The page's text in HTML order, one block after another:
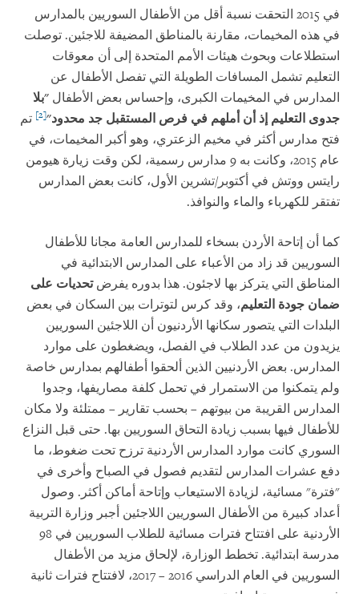
في 2015 التحقت نسبة أقل من الأطفال السوريين بالمدارس
في هذه المخيمات، مقارنة بالمناطق المضيفة للاجئين. توصلت
استطلاعات وبحوث هيئات الأمم المتحدة إلى أن معوقات
التعليم تشمل المسافات الطويلة التي تفصل الأطفال عن
المدارس في المخيمات الكبرى، وإحساس بعض الأطفال "بلا
جدوى التعليم إذ أن أملهم في فرص المستقبل جد محدود"[2] تم
فتح مدارس أكثر في مخيم الزعتري، وهو أكبر المخيمات، في
عام 2015، وكانت به 9 مدارس رسمية، لكن وقت زيارة هيومن
رايتس ووتش في أكتوبر/تشرين الأول، كانت بعض المدارس
تفتقر للكهرباء والماء والنوافذ.
كما أن إتاحة الأردن بسخاء للمدارس العامة مجانا للأطفال
السوريين قد زاد من الأعباء على المدارس الابتدائية في
المناطق التي يتركز بها لاجئون. هذا بدوره يفرضتحديات على
ضمان جودة التعليم، وقد كرس لتوترات بين السكان في بعض
البلدات التي يتصور سكانها الأردنيون أن اللاجئين السوريين
يزيدون من عدد الطلاب في الفصل، ويضغطون على موارد
المدارس. بعض الأردنيين الذين ألحقوا أطفالهم بمدارس خاصة
ولم يتمكنوا من الاستمرار في تحمل كلفة مصاريفها، وجدوا
المدارس القريبة من بيوتهم – بحسب تقارير – ممتلئة ولا مكان
للأطفال فيها بسبب زيادة التحاق السوريين بها. حتى قبل النزاع
السوري كانت موارد المدارس الأردنية ترزح تحت ضغوط، ما
دفع عشرات المدارس لتقديم فصول في الصباح وأخرى في
"فترة" مسائية، لزيادة الاستيعاب وإتاحة أماكن أكثر. وصول
أعداد كبيرة من الأطفال السوريين اللاجئين أجبر وزارة التربية
الأردنية على افتتاح فترات مسائية للطلاب السوريين في 98
مدرسة ابتدائية. تخطط الوزارة، لإلحاق مزيد من الأطفال
السوريين في العام الدراسي 2016 – 2017، لافتتاح فترات ثانية